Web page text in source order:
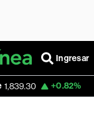
Ingresar
+0.82% Banco de